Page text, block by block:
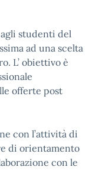
studenti del
ad una scelta
L’ obiettivo è
offerte post
con l’attività di
di orientamento
con le